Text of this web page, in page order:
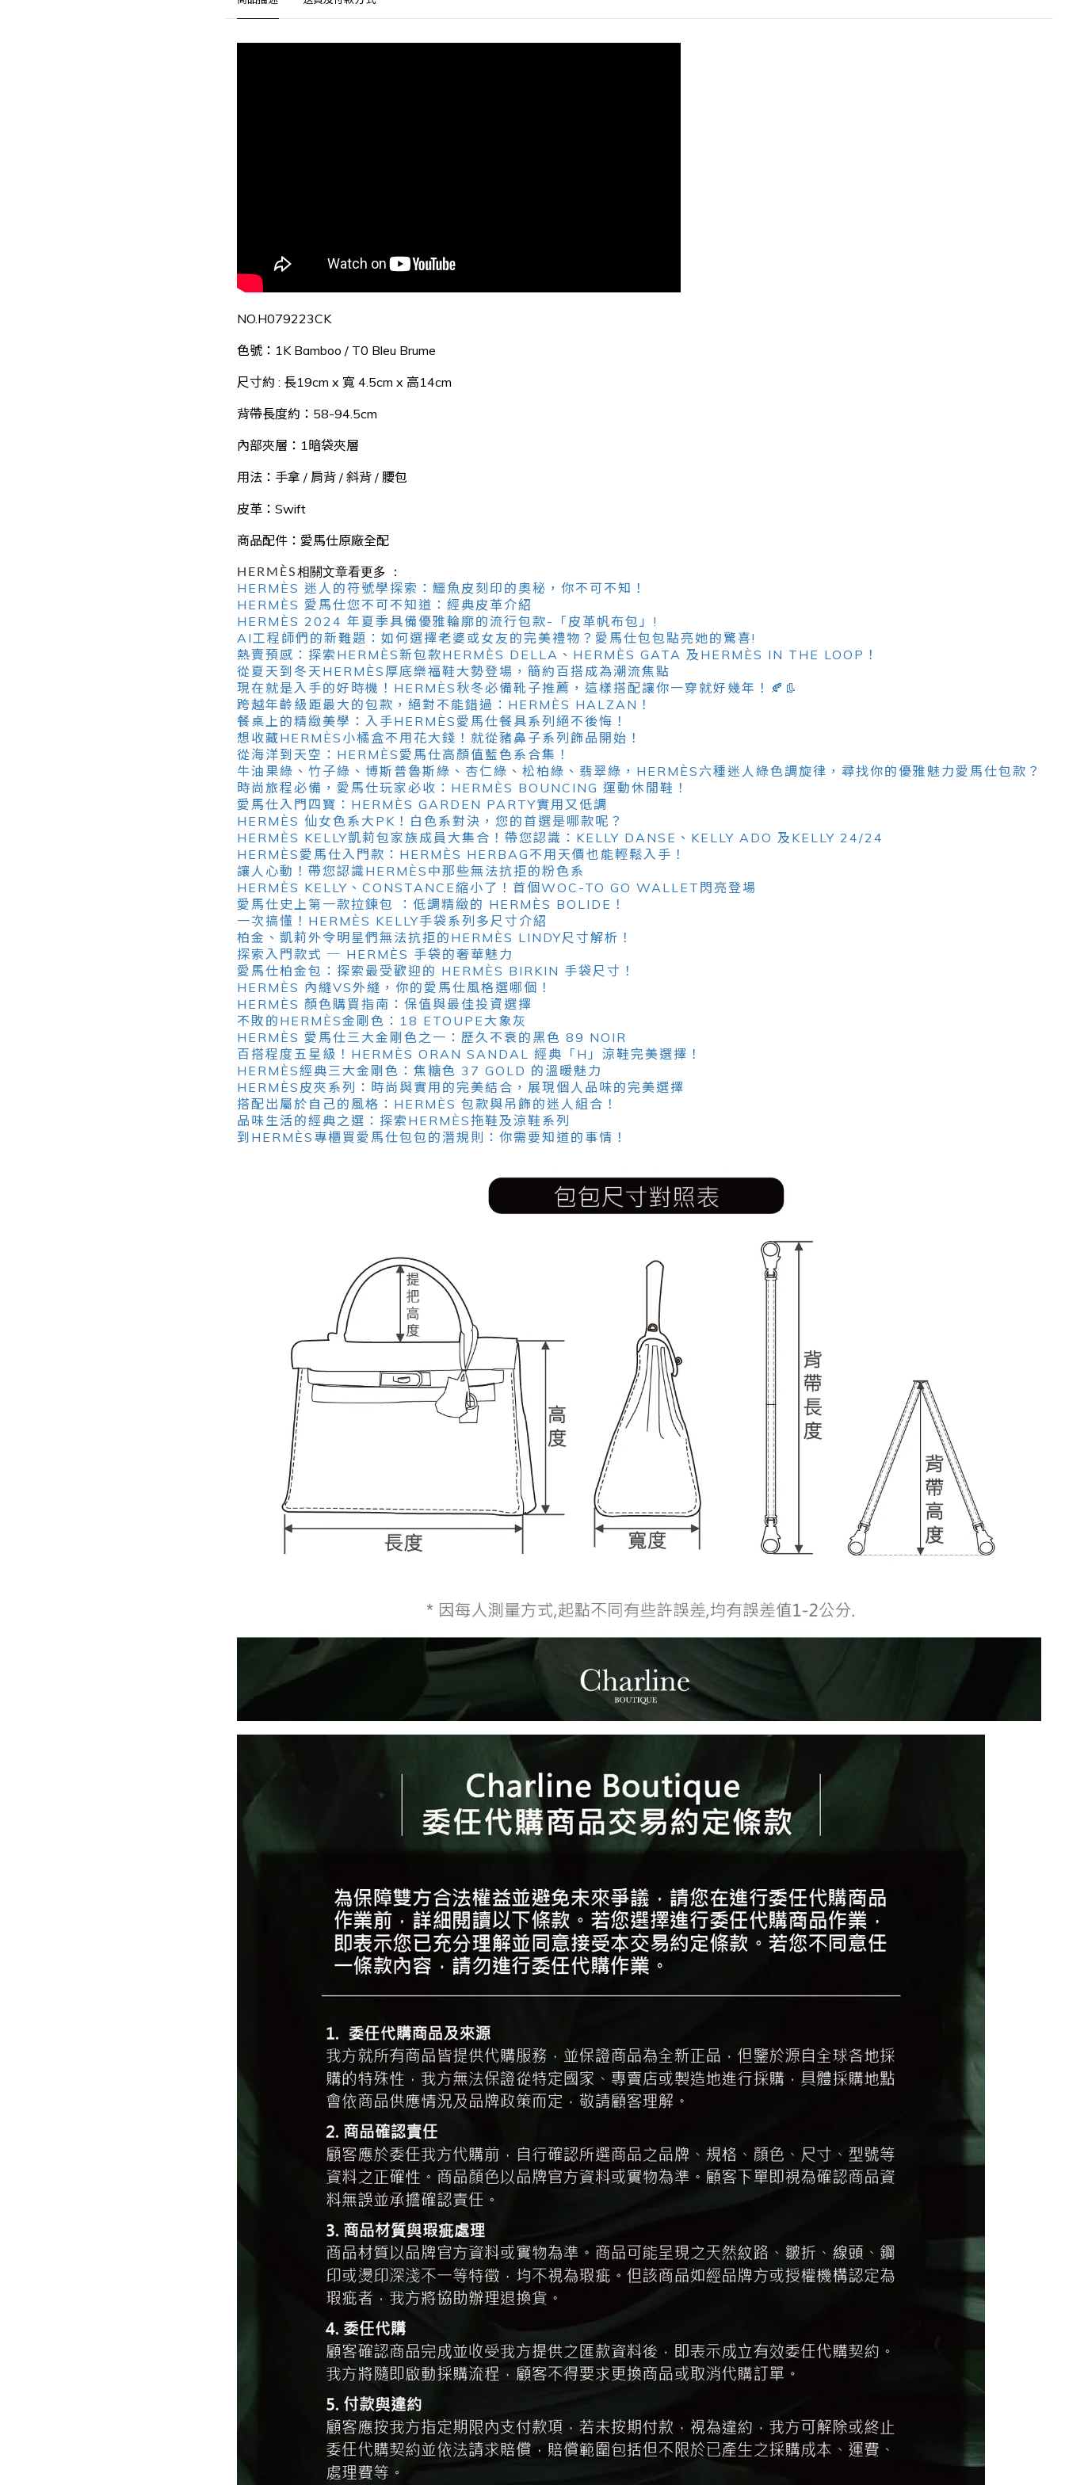
NO.H079223CK
色號：1K Bamboo / T0 Bleu Brume
尺寸約 : 長19cm x 寬 4.5cm x 高14cm
背帶長度約：58-94.5cm
內部夾層：1暗袋夾層
用法：手拿 / 肩背 / 斜背 / 腰包
皮革：Swift
商品配件： 愛馬仕原廠全配
HERMÈS相關文章看更多 ：
HERMÈS 迷人的符號學探索：鱷魚皮刻印的奧秘，你不可不知！
HERMÈS 愛馬仕您不可不知道：經典皮革介紹
HERMÈS 2024 年夏季具備優雅輪廓的流行包款-「皮革帆布包」!
AI工程師們的新難題：如何選擇老婆或女友的完美禮物？愛馬仕包包點亮她的驚喜!
熱賣預感：探索HERMÈS新包款HERMÈS DELLA、HERMÈS GATA 及HERMÈS IN THE LOOP！
從夏天到冬天HERMÈS厚底樂福鞋大勢登場，簡約百搭成為潮流焦點
現在就是入手的好時機！HERMÈS秋冬必備靴子推薦，這樣搭配讓你一穿就好幾年！🍂👢
跨越年齡級距最大的包款，絕對不能錯過：HERMÈS HALZAN！
餐桌上的精緻美學：入手HERMÈS愛馬仕餐具系列絕不後悔！
想收藏HERMÈS小橘盒不用花大錢！就從豬鼻子系列飾品開始！
從海洋到天空：HERMÈS愛馬仕高顏值藍色系合集！
牛油果綠、竹子綠、博斯普魯斯綠、杏仁綠、松柏綠、翡翠綠，HERMÈS六種迷人綠色調旋律，尋找你的優雅魅力愛馬仕包款？
時尚旅程必備，愛馬仕玩家必收：HERMÈS BOUNCING 運動休閒鞋！
愛馬仕入門四寶：HERMÈS GARDEN PARTY實用又低調
HERMÈS 仙女色系大PK！白色系對決，您的首選是哪款呢？
HERMÈS KELLY凱莉包家族成員大集合！帶您認識：KELLY DANSE、KELLY ADO 及KELLY 24/24
HERMÈS愛馬仕入門款：HERMÈS HERBAG不用天價也能輕鬆入手！
讓人心動！帶您認識HERMÈS中那些無法抗拒的粉色系
HERMÈS KELLY、CONSTANCE縮小了！首個WOC-TO GO WALLET閃亮登場
愛馬仕史上第一款拉鍊包 ：低調精緻的 HERMÈS BOLIDE！
一次搞懂！HERMÈS KELLY手袋系列多尺寸介紹
柏金、凱莉外令明星們無法抗拒的HERMÈS LINDY尺寸解析！
探索入門款式 ─ HERMÈS 手袋的奢華魅力
愛馬仕柏金包：探索最受歡迎的 HERMÈS BIRKIN 手袋尺寸！
HERMÈS 內縫VS外縫，你的愛馬仕風格選哪個！
HERMÈS 顏色購買指南：保值與最佳投資選擇
不敗的HERMÈS金剛色：18 ETOUPE大象灰
HERMÈS 愛馬仕三大金剛色之一：歷久不衰的黑色 89 NOIR
百搭程度五星級！HERMÈS ORAN SANDAL 經典「H」涼鞋完美選擇！
HERMÈS經典三大金剛色：焦糖色 37 GOLD 的溫暖魅力
HERMÈS皮夾系列：時尚與實用的完美結合，展現個人品味的完美選擇
搭配出屬於自己的風格：HERMÈS 包款與吊飾的迷人組合！
品味生活的經典之選：探索HERMÈS拖鞋及涼鞋系列
到HERMÈS專櫃買愛馬仕包包的潛規則：你需要知道的事情！